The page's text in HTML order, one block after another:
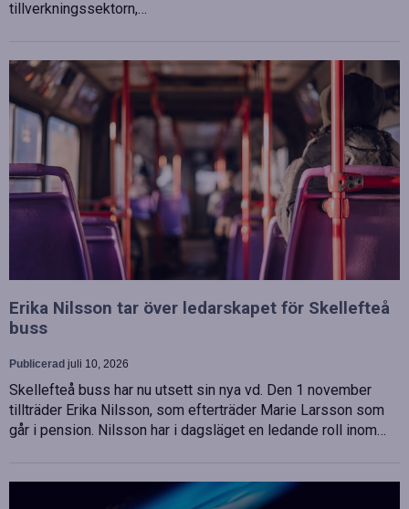
tillverkningssektorn,…
Erika Nilsson tar över ledarskapet för Skellefteå
buss
Publicerad juli 10, 2026
Skellefteå buss har nu utsett sin nya vd. Den 1 november
tillträder Erika Nilsson, som efterträder Marie Larsson som
går i pension. Nilsson har i dagsläget en ledande roll inom…